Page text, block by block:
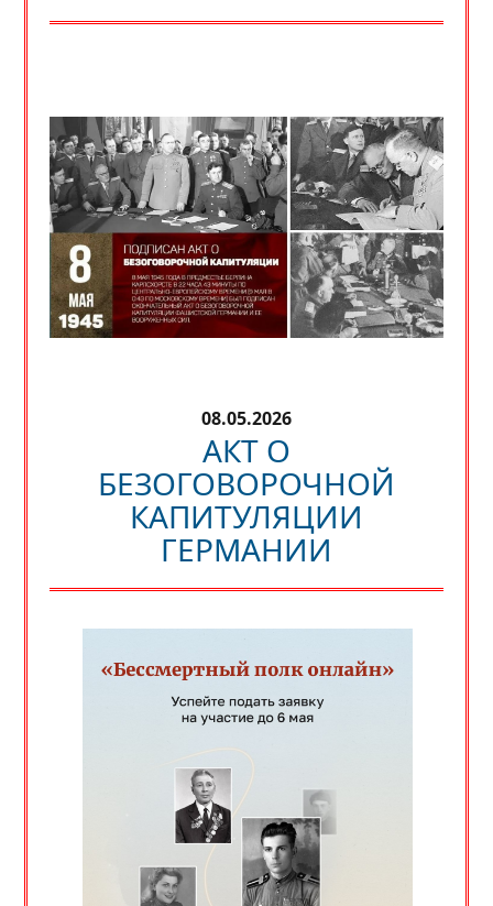
08.05.2026
АКТ О
БЕЗОГОВОРОЧНОЙ
КАПИТУЛЯЦИИ
ГЕРМАНИИ